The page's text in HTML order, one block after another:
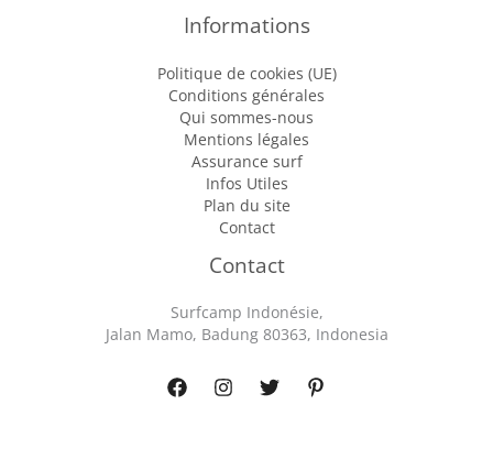
Informations
Politique de cookies (UE)
Conditions générales
Qui sommes-nous
Mentions légales
Assurance surf
Infos Utiles
Plan du site
Contact
Contact
Surfcamp Indonésie,
Jalan Mamo, Badung 80363, Indonesia